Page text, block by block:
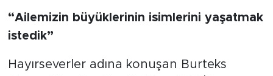
“Ailemizin büyüklerinin isimlerini yaşatmak
istedik”
Hayırseverler adına konuşan Burteks